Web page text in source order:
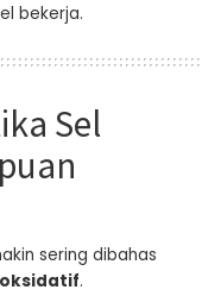
bekerja.
Sel
sering dibahas
.